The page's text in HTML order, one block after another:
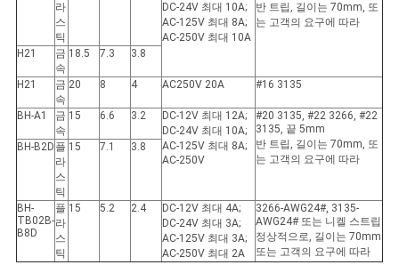
라
스
틱
DC-24V 최대 10A;
AC-125V 최대 8A;
AC-250V 최대 10A
반 트립, 길이는 70mm, 또
는 고객의 요구에 따라
H21
금
속
18.5 7.3 3.8
H21
금
속
20 8 4 AC250V 20A #16 3135
BH-A1
금
속
15 6.6 3.2
DC-12V 최대 12A;
DC-24V 최대 10A;
AC-125V 최대 8A;
AC-250V
#20 3135, #22 3266, #22
3135, 끝 5mm
반 트립, 길이는 70mm, 또
는 고객의 요구에 따라
BH-B2D 플
라
스
틱
15 7.1 3.8
BH-
TB02B-
B8D
플
라
스
틱
15 5.2 2.4
DC-12V 최대 4A;
DC-24V 최대 3A;
AC-125V 최대 3A;
AC-250V 최대 2A
3266-AWG24#, 3135-
AWG24# 또는 니켈 스트립
정상적으로, 길이는 70mm
또는 고객의 요구에 따라